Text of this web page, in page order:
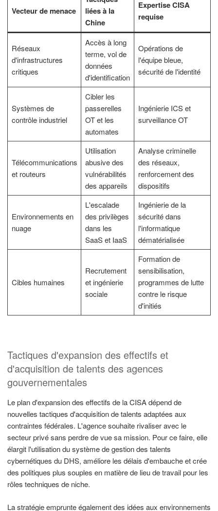
Vecteur de menace
liées à la
Chine
Expertise CISA
requise
Réseaux
d'infrastructures
critiques
Accès à long
terme, vol de
données
d'identification
Opérations de
l'équipe bleue,
sécurité de l'identité
Systèmes de
contrôle industriel
Cibler les
passerelles
OT et les
automates
Ingénierie ICS et
surveillance OT
Télécommunications
et routeurs
Utilisation
abusive des
vulnérabilités
des appareils
Analyse criminelle
des réseaux,
renforcement des
dispositifs
Environnements en
nuage
L'escalade
des privilèges
dans les
SaaS et IaaS
Ingénierie de la
sécurité dans
l'informatique
dématérialisée
Cibles humaines
Recrutement
et ingénierie
sociale
Formation de
sensibilisation,
programmes de lutte
contre le risque
d'initiés
Tactiques d'expansion des effectifs et
d'acquisition de talents des agences
gouvernementales
Le plan d'expansion des effectifs de la CISA dépend de
nouvelles tactiques d'acquisition de talents adaptées aux
contraintes fédérales. L'agence souhaite rivaliser avec le
secteur privé sans perdre de vue sa mission. Pour ce faire, elle
élargit l'utilisation du système de gestion des talents
cybernétiques du DHS, améliore les délais d'embauche et crée
des politiques plus souples en matière de lieu de travail pour les
rôles techniques de niche.
La stratégie emprunte également des idées aux environnements